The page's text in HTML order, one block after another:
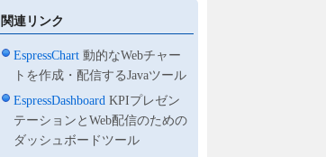
関連リンク
EspressChart 動的なWebチャー
トを作成・配信するJavaツール
EspressDashboard KPIプレゼン
テーションとWeb配信のための
ダッシュボードツール